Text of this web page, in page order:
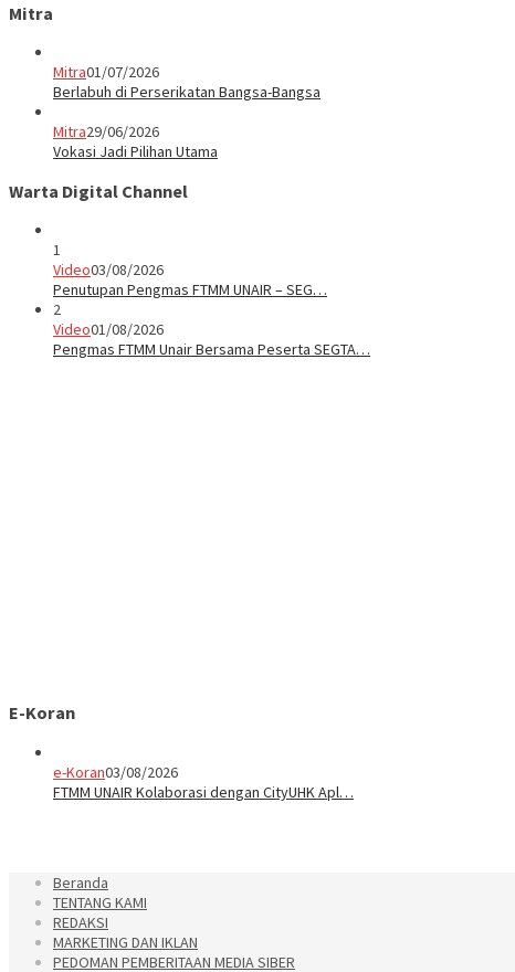
Mitra
Mitra01/07/2026
Berlabuh di Perserikatan Bangsa-Bangsa
Mitra29/06/2026
Vokasi Jadi Pilihan Utama
Warta Digital Channel
1
Video03/08/2026
Penutupan Pengmas FTMM UNAIR – SEG…
2
Video01/08/2026
Pengmas FTMM Unair Bersama Peserta SEGTA…
E-Koran
e-Koran03/08/2026
FTMM UNAIR Kolaborasi dengan CityUHK Apl…
Beranda
TENTANG KAMI
REDAKSI
MARKETING DAN IKLAN
PEDOMAN PEMBERITAAN MEDIA SIBER